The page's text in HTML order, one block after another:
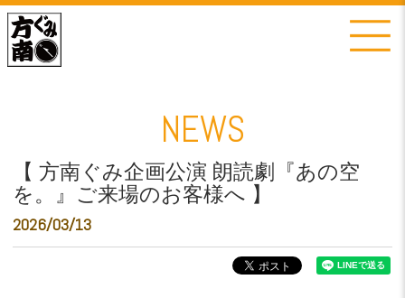
NEWS
【 方南ぐみ企画公演 朗読劇『あの空
を。』ご来場のお客様へ 】
2026/03/13